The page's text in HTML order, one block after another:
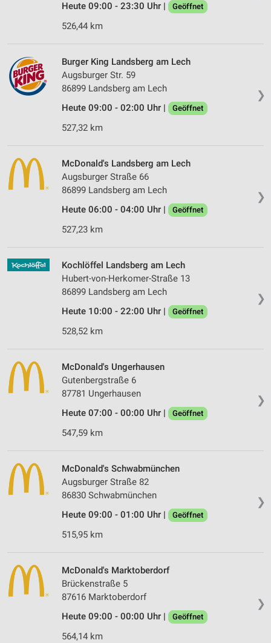
Heute 09:00 - 23:30 Uhr |
Geöffnet
526,44 km
❯
Burger King Landsberg am Lech
Augsburger Str. 59
86899 Landsberg am Lech
Heute 09:00 - 02:00 Uhr |
Geöffnet
527,32 km
❯
McDonald's Landsberg am Lech
Augsburger Straße 66
86899 Landsberg am Lech
Heute 06:00 - 04:00 Uhr |
Geöffnet
527,23 km
❯
Kochlöffel Landsberg am Lech
Hubert-von-Herkomer-Straße 13
86899 Landsberg am Lech
Heute 10:00 - 22:00 Uhr |
Geöffnet
528,52 km
❯
McDonald's Ungerhausen
Gutenbergstraße 6
87781 Ungerhausen
Heute 07:00 - 00:00 Uhr |
Geöffnet
547,59 km
❯
McDonald's Schwabmünchen
Augsburger Straße 82
86830 Schwabmünchen
Heute 09:00 - 01:00 Uhr |
Geöffnet
515,95 km
❯
McDonald's Marktoberdorf
Brückenstraße 5
87616 Marktoberdorf
Heute 09:00 - 00:00 Uhr |
Geöffnet
564,14 km